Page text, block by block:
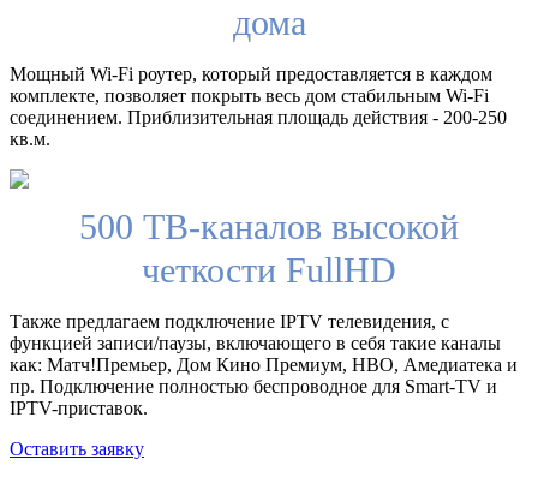
дома
Мощный Wi-Fi роутер, который предоставляется в каждом
комплекте, позволяет покрыть весь дом стабильным Wi-Fi
соединением. Приблизительная площадь действия - 200-250
кв.м.
500 ТВ-каналов высокой
четкости FullHD
Также предлагаем подключение IPTV телевидения, с
функцией записи/паузы, включающего в себя такие каналы
как: Матч!Премьер, Дом Кино Премиум, HBO, Амедиатека и
пр. Подключение полностью беспроводное для Smart-TV и
IPTV-приставок.
Оставить заявку